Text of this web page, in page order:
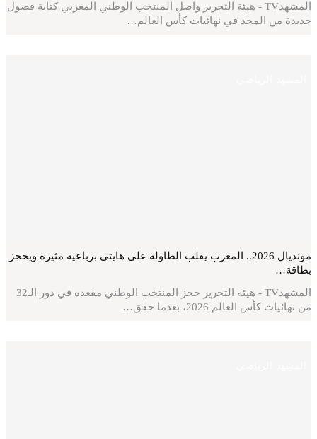
المشهدTV - هيئة التحرير واصل المنتخب الوطني المغربي كتابة فصول
جديدة من المجد في نهائيات كأس العالم…
مونديال 2026.. المغرب يقلب الطاولة على هايتي برباعية مثيرة ويحجز
بطاقة…
المشهدTV - هيئة التحرير حجز المنتخب الوطني مقعده في دور الـ32
من نهائيات كأس العالم 2026، بعدما حقق…